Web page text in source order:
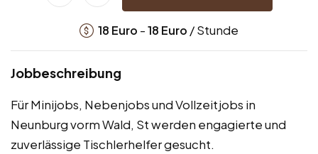
18 Euro -18 Euro / Stunde
Jobbeschreibung
Für Minijobs, Nebenjobs und Vollzeitjobs in
Neunburg vorm Wald, St werden engagierte und
zuverlässige Tischlerhelfer gesucht.